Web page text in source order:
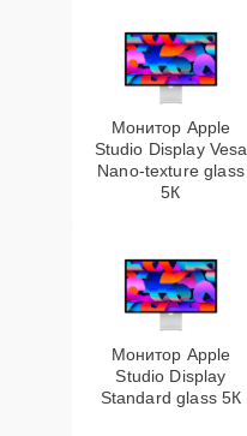
Монитор Apple
Studio Display Vesa
Nano-texture glass
5К
Монитор Apple
Studio Display
Standard glass 5К